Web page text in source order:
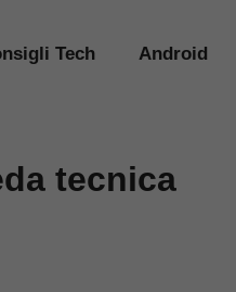
Tech Android
tecnica